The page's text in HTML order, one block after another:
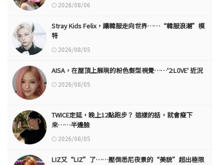
2026/08/06
Stray Kids Felix，讓韓服走向世界……“韓服浪潮”模
特
2026/08/05
AISA，在屋頂上展現的粉色髮型視覺……'2:L0VE' 近況
2026/08/05
TWICE定延，晚上12點跑步？ 這樣的話，就會瘦下
來……半邊臉
2026/08/05
LIZ又“LIZ”了……壓倒悉尼夜景的“美貌”超出極限